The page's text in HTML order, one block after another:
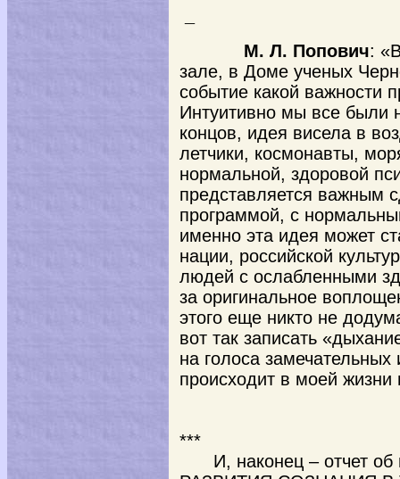
¯
М. Л. Попович:
зале, в Доме ученых
событие какой важности
Интуитивно мы все были
концов, идея висела в
летчики, космонавты,
нормальной, здоровой
представляется важным
программой, с
именно эта идея может
нации, российской
людей с ослабленными
за оригинальное
этого еще никто не
вот так записать
на голоса
происходит в моей жизни
***
И, наконец – отчет